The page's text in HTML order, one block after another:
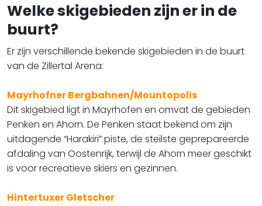
Welke skigebieden zijn er in de
buurt?
Er zijn verschillende bekende skigebieden in de buurt
van de Zillertal Arena:
Mayrhofner Bergbahnen/Mountopolis
Dit skigebied ligt in Mayrhofen en omvat de gebieden
Penken en Ahorn. De Penken staat bekend om zijn
uitdagende “Harakiri” piste, de steilste geprepareerde
afdaling van Oostenrijk, terwijl de Ahorn meer geschikt
is voor recreatieve skiërs en gezinnen.
Hintertuxer Gletscher